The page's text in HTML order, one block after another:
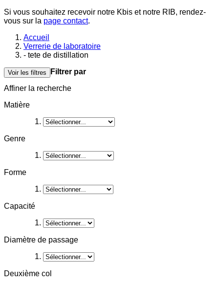
Si vous souhaitez recevoir notre Kbis et notre RIB, rendez-
vous sur la page contact.
Accueil
Verrerie de laboratoire
- tete de distillation
Voir les filtres
Filtrer par
Affiner la recherche
Matière
Genre
Forme
Capacité
Diamètre de passage
Deuxième col